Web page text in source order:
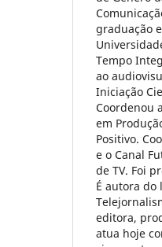
graduação
Tempo
ao
Iniciação
Coordenou
em
Positivo.
e o Canal
de TV. Foi
É autora do
editora,
atua hoje